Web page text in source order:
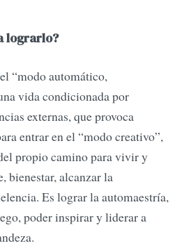
lograrlo?
“modo automático,
vida condicionada por
externas, que provoca
entrar en el “modo creativo”,
propio camino para vivir y
bienestar, alcanzar la
Es lograr la automaestría,
poder inspirar y liderar a